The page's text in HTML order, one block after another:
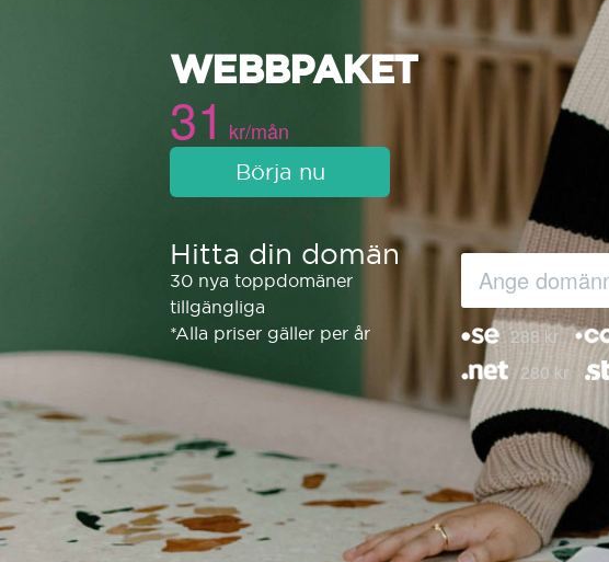
WEBBPAKET
31 kr/mån
Börja nu
Hitta din domän
30 nya toppdomäner
tillgängliga
*Alla priser gäller per år
288 kr
280 kr